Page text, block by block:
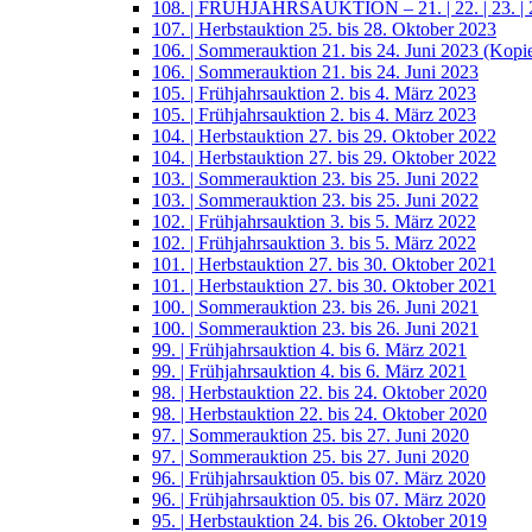
108. | FRÜHJAHRSAUKTION – 21. | 22. | 23. |
107. | Herbstauktion 25. bis 28. Oktober 2023
106. | Sommerauktion 21. bis 24. Juni 2023
106. | Sommerauktion 21. bis 24. Juni 2023
105. | Frühjahrsauktion 2. bis 4. März 2023
105. | Frühjahrsauktion 2. bis 4. März 2023
104. | Herbstauktion 27. bis 29. Oktober 2022
104. | Herbstauktion 27. bis 29. Oktober 2022
103. | Sommerauktion 23. bis 25. Juni 2022
103. | Sommerauktion 23. bis 25. Juni 2022
102. | Frühjahrsauktion 3. bis 5. März 2022
102. | Frühjahrsauktion 3. bis 5. März 2022
101. | Herbstauktion 27. bis 30. Oktober 2021
101. | Herbstauktion 27. bis 30. Oktober 2021
100. | Sommerauktion 23. bis 26. Juni 2021
100. | Sommerauktion 23. bis 26. Juni 2021
99. | Frühjahrsauktion 4. bis 6. März 2021
99. | Frühjahrsauktion 4. bis 6. März 2021
98. | Herbstauktion 22. bis 24. Oktober 2020
98. | Herbstauktion 22. bis 24. Oktober 2020
97. | Sommerauktion 25. bis 27. Juni 2020
97. | Sommerauktion 25. bis 27. Juni 2020
96. | Frühjahrsauktion 05. bis 07. März 2020
96. | Frühjahrsauktion 05. bis 07. März 2020
95. | Herbstauktion 24. bis 26. Oktober 2019